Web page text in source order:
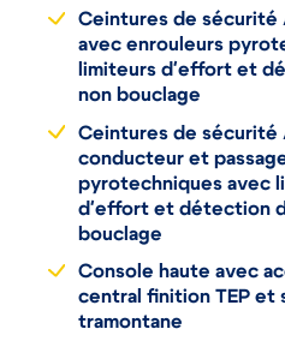
Ceintures de sécurité
avec enrouleurs
limiteurs d'effort et
non bouclage
Ceintures de sécurité
conducteur et
pyrotechniques avec
d'effort et détection
bouclage
Console haute avec
central finition TEP et
tramontane